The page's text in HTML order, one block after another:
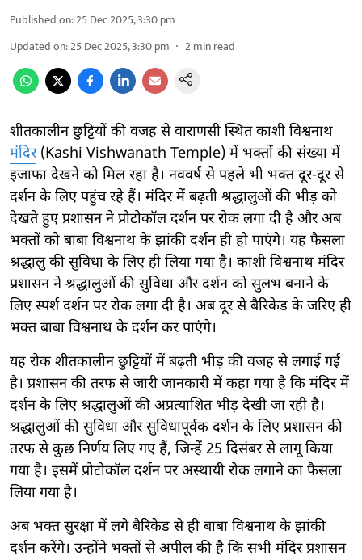
Published on:25 Dec 2025, 3:30 pm
Updated on:25 Dec 2025, 3:30 pm 2min read
शीतकालीन छुट्टियों की वजह से वाराणसी स्थित काशी विश्वनाथ
मंदिर(Kashi Vishwanath Temple) में भक्तों की संख्या में
इजाफा देखने को मिल रहा है। नववर्ष से पहले भी भक्त दूर-दूर से
दर्शन के लिए पहुंच रहे हैं। मंदिर में बढ़ती श्रद्धालुओं की भीड़ को
देखते हुए प्रशासन ने प्रोटोकॉल दर्शन पर रोक लगा दी है और अब
भक्तों को बाबा विश्वनाथ के झांकी दर्शन ही हो पाएंगे। यह फैसला
श्रद्धालु की सुविधा के लिए ही लिया गया है। काशी विश्वनाथ मंदिर
प्रशासन ने श्रद्धालुओं की सुविधा और दर्शन को सुलभ बनाने के
लिए स्पर्श दर्शन पर रोक लगा दी है। अब दूर से बैरिकेड के जरिए ही
भक्त बाबा विश्वनाथ के दर्शन कर पाएंगे।
यह रोक शीतकालीन छुट्टियों में बढ़ती भीड़ की वजह से लगाई गई
है। प्रशासन की तरफ से जारी जानकारी में कहा गया है कि मंदिर में
दर्शन के लिए श्रद्धालुओं की अप्रत्याशित भीड़ देखी जा रही है।
श्रद्धालुओं की सुविधा और सुविधापूर्वक दर्शन के लिए प्रशासन की
तरफ से कुछ निर्णय लिए गए हैं, जिन्हें 25 दिसंबर से लागू किया
गया है। इसमें प्रोटोकॉल दर्शन पर अस्थायी रोक लगाने का फैसला
लिया गया है।
अब भक्त सुरक्षा में लगे बैरिकेड से ही बाबा विश्वनाथ के झांकी
दर्शन करेंगे। उन्होंने भक्तों से अपील की है कि सभी मंदिर प्रशासन